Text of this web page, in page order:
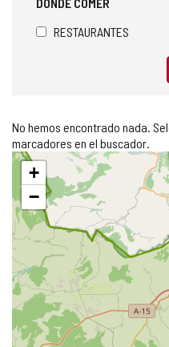
RESTAURANTES
No hemos encontrado nada.
marcadores en el buscador.
Saltar
mapa
+
−